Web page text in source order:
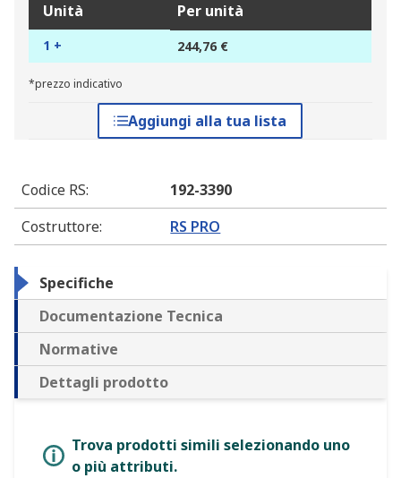
Unità Per unità
1 + 244,76 €
*prezzo indicativo
Aggiungi alla tua lista
Codice RS:
192-3390
Costruttore: RS PRO
Specifiche
Documentazione Tecnica
Normative
Dettagli prodotto
Trova prodotti simili selezionando uno
o più attributi.